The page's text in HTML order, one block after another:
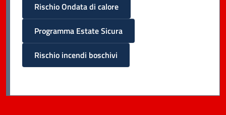
Rischio Ondata di calore
Programma Estate Sicura
Rischio incendi boschivi